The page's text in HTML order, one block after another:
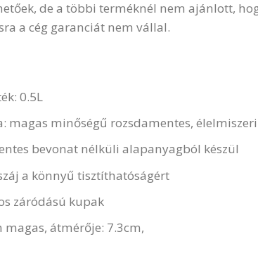
de a többi terméknél nem ajánlott,
a cég garanciát nem vállal.
0.5L
magas minőségű rozsdamentes,
bevonat nélküli alapanyagból készül
a könnyű tisztíthatóságért
záródású kupak
magas, átmérője: 7.3cm,